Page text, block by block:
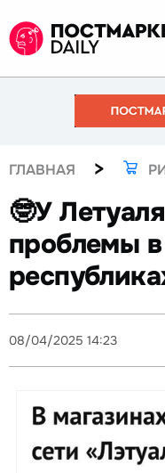
ГЛАВНАЯ >
🤓У
проблемы
08/04/2025 14:23